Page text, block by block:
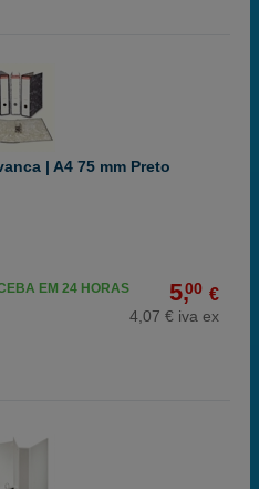
| A4 75 mm Preto
5,00 €
4,07 € iva ex
EM 24 HORAS